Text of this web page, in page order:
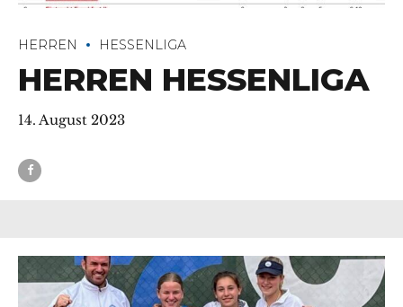
HERREN HESSENLIGA
HERREN HESSENLIGA
14. August 2023